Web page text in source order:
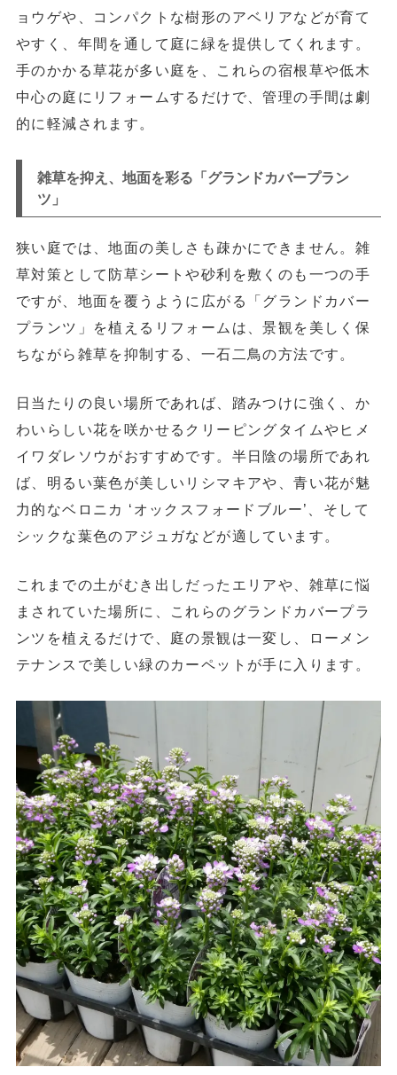
ョウゲや、コンパクトな樹形のアベリアなどが育て
やすく、年間を通して庭に緑を提供してくれます。
手のかかる草花が多い庭を、これらの宿根草や低木
中心の庭にリフォームするだけで、管理の手間は劇
的に軽減されます。
雑草を抑え、地面を彩る「グランドカバープラン
ツ」
狭い庭では、地面の美しさも疎かにできません。雑
草対策として防草シートや砂利を敷くのも一つの手
ですが、地面を覆うように広がる「グランドカバー
プランツ」を植えるリフォームは、景観を美しく保
ちながら雑草を抑制する、一石二鳥の方法です。
日当たりの良い場所であれば、踏みつけに強く、か
わいらしい花を咲かせる クリーピングタイムや ヒメ
イワダレソウ がおすすめです。半日陰の場所であれ
ば、明るい葉色が美しい リシマキアや、青い花が魅
力的なベロニカ ‘オックスフォードブルー’
、そして
シックな葉色のアジュガなどが適しています。
これまでの土がむき出しだったエリアや、雑草に悩
まされていた場所に、これらのグランドカバープラ
ンツを植えるだけで、庭の景観は一変し、ローメン
テナンスで美しい緑のカーペットが手に入ります。